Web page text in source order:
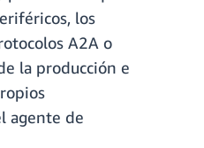
los
A2A o
la producción e
agente de